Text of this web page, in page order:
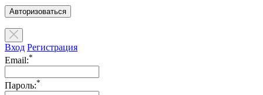
Авторизоваться
Вход Регистрация
Email:*
Пароль:*